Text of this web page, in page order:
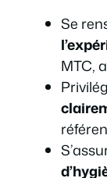
Se
MTC,